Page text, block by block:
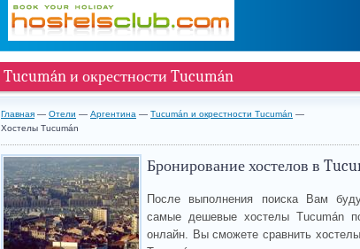
Tucumán и окрестности Tucumán
Главная — Отели — Аргентина — Tucumán и окрестности Tucumán —
Хостелы Tucumán
Бронирование хостелов в
После выполнения поиска Вам
самые дешевые хостелы Tucumán
онлайн. Вы сможете сравнить